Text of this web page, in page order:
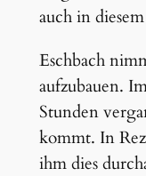
auch in
Eschbach
aufzubauen.
Stunden
kommt. In
ihm dies